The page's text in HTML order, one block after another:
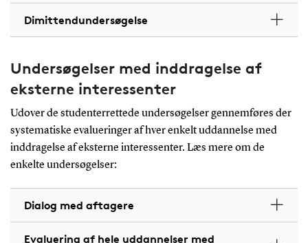
Dimittendundersøgelse
Undersøgelser med inddragelse af
eksterne interessenter
Udover de studenterrettede undersøgelser gennemføres der
systematiske evalueringer af hver enkelt uddannelse med
inddragelse af eksterne interessenter. Læs mere om de
enkelte undersøgelser:
Dialog med aftagere
Evaluering af hele uddannelser med